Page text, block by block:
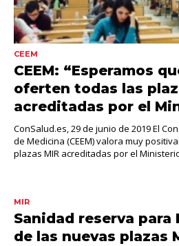
CEEM
CEEM: “Esperamos
oferten todas las
acreditadas por el
ConSalud.es, 29 de junio de 2019 El
de Medicina (CEEM) valora muy
plazas MIR acreditadas por el
MIR
Sanidad reserva para
de las nuevas plazas